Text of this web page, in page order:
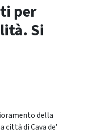
per
Si
della
di Cava de’